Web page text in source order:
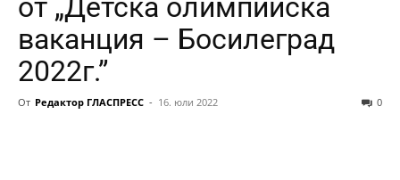
от „Детска олимпийска
ваканция – Босилеград
2022г.”
От Редактор ГЛАСПРЕСС - 16. юли 2022 0